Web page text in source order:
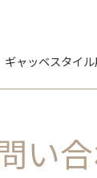
ギャッベスタイ
い